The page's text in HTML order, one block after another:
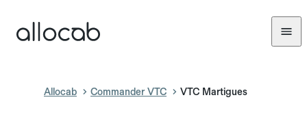
Allocab Commander VTC VTC Martigues